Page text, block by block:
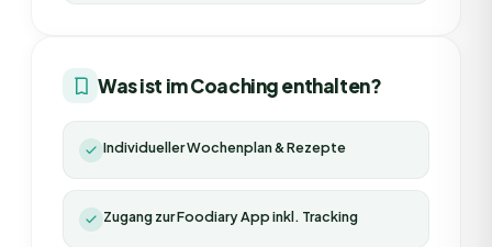
Was ist im Coaching enthalten?
Individueller Wochenplan & Rezepte
Zugang zur Foodiary App inkl. Tracking